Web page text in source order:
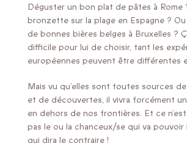
Déguster un bon plat de pâtes à Rome
bronzette sur la plage en Espagne ?
de bonnes bières belges à Bruxelles ?
difficile pour lui de choisir, tant les
européennes peuvent être différentes
Mais vu qu’elles sont toutes sources
et de découvertes, il vivra forcément
en dehors de nos frontières. Et ce
pas le ou la chanceux/se qui va pouvoir
qui dira le contraire !